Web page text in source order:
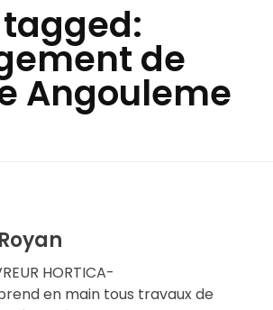
de
Angouleme
HORTICA-
en main tous travaux de